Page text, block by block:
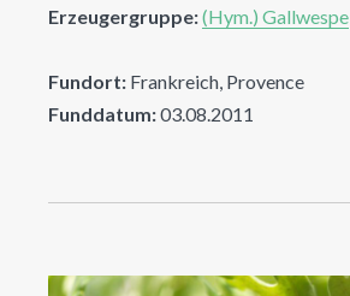
Erzeugergruppe:(Hym.) Gallwespe
Fundort: Frankreich, Provence
Funddatum:03.08.2011